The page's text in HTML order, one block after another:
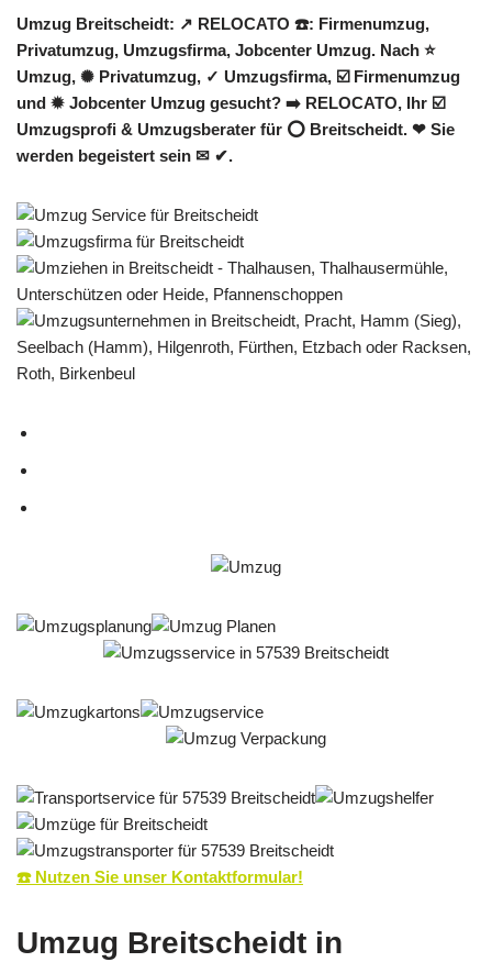
Umzug Breitscheidt: ↗️ RELOCATO ☎️: Firmenumzug,
Privatumzug, Umzugsfirma, Jobcenter Umzug. Nach ⭐
Umzug, ✺ Privatumzug, ✓ Umzugsfirma, ☑️ Firmenumzug
und ✹ Jobcenter Umzug gesucht? ➡️ RELOCATO, Ihr ☑️
Umzugsprofi & Umzugsberater für ⭕ Breitscheidt. ❤ Sie
werden begeistert sein ✉ ✔.
☎️ Nutzen Sie unser Kontaktformular!
Umzug Breitscheidt in